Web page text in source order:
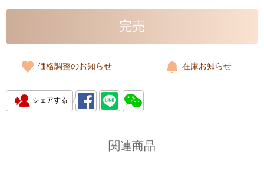
完売
価格調整のお知らせ 在庫お知らせ
シェアする
関連商品